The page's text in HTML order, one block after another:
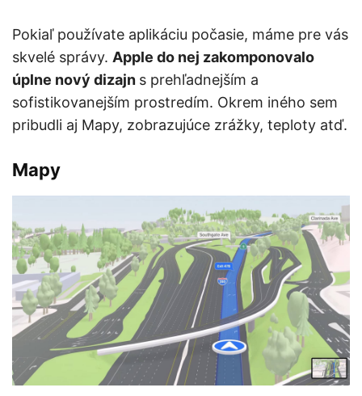
Pokiaľ používate aplikáciu počasie, máme pre vás
skvelé správy. Apple do nej zakomponovalo
úplne nový dizajn s prehľadnejším a
sofistikovanejším prostredím. Okrem iného sem
pribudli aj Mapy, zobrazujúce zrážky, teploty atď.
Mapy